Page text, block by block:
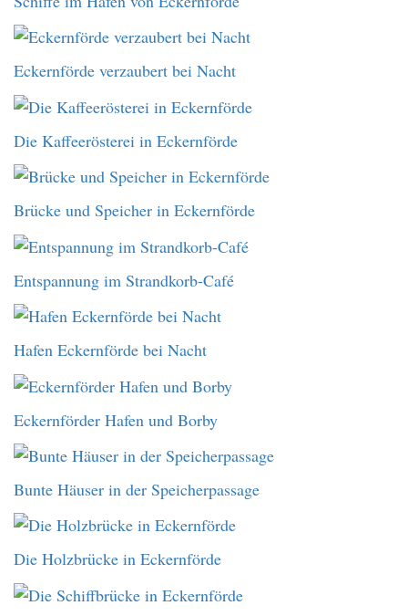
Eckernförde verzaubert bei Nacht
Die Kaffeerösterei in Eckernförde
Brücke und Speicher in Eckernförde
Entspannung im Strandkorb-Café
Hafen Eckernförde bei Nacht
Eckernförder Hafen und Borby
Bunte Häuser in der Speicherpassage
Die Holzbrücke in Eckernförde